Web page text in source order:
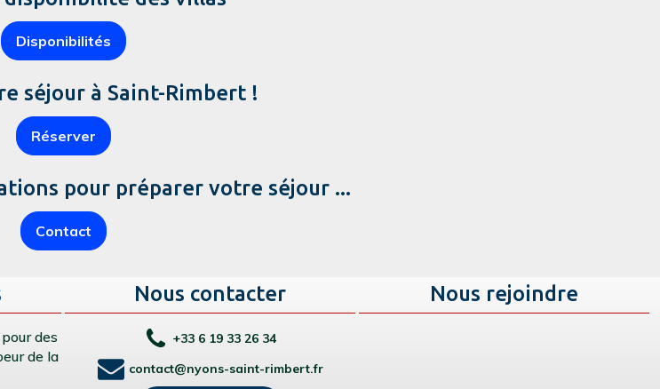
Disponibilités
séjour à Saint-Rimbert !
Réserver
pour préparer votre séjour ...
Contact
des
de la
Nous contacter
+33 6 19 33 26 34
contact@nyons-saint-rimbert.fr
Nous rejoindre